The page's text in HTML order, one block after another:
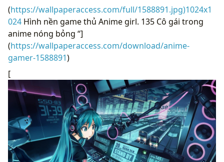
(https://wallpaperaccess.com/full/1588891.jpg)1024x1
024 Hình nền game thủ Anime girl. 135 Cô gái trong
anime nóng bỏng “]
(https://wallpaperaccess.com/download/anime-
gamer-1588891)
[